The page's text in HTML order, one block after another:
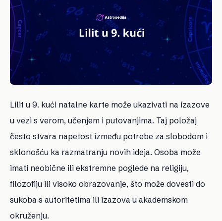
Lilit u 9. kući natalne karte može ukazivati na izazove
u vezi s verom, učenjem i putovanjima. Taj položaj
često stvara napetost između potrebe za slobodom i
sklonošću ka razmatranju novih ideja. Osoba može
imati neobične ili ekstremne poglede na religiju,
filozofiju ili visoko obrazovanje, što može dovesti do
sukoba s autoritetima ili izazova u akademskom
okruženju.